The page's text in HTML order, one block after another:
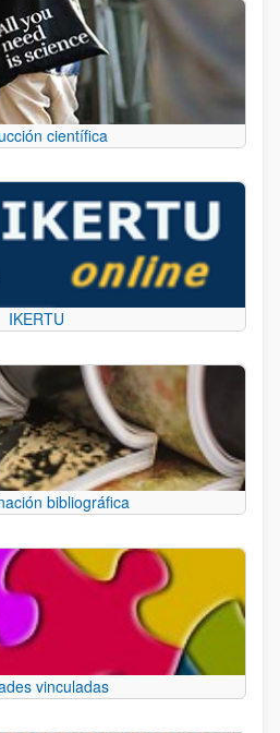
científica
IKERTU
bibliográfica
vinculadas